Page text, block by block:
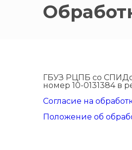
ГБУЗ РЦПБ со
номер 10-0131384 в
Согласие на
Положение об